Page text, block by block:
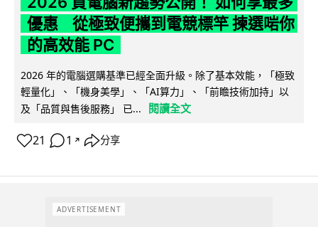
優惠 從極致便攜到電競標竿 揀選啱你
的高效能 PC
2026 年的電腦選購基準已經全面升級。除了基本效能，「極致
輕量化」、「機身美學」、「AI算力」、「前瞻技術加持」以
及「品質與售後服務」 已...
閱讀全文
21 1 ↗ 分享
ADVERTISEMENT